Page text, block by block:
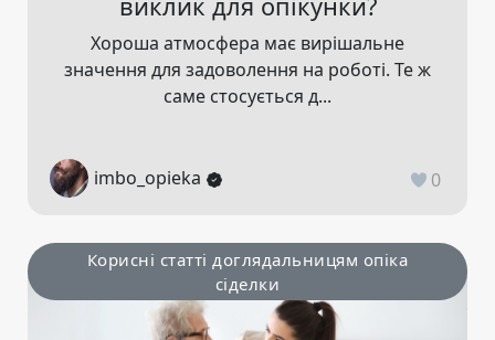
Хороша атмосфера має вирішальне
значення для задоволення на роботі. Те ж
саме стосується д...
imbo_opieka 0
Корисні статті доглядальницям опіка
сіделки